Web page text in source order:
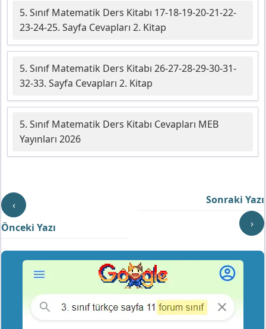
5. Sınıf Matematik Ders Kitabı 17-18-19-20-21-22-
23-24-25. Sayfa Cevapları 2. Kitap
5. Sınıf Matematik Ders Kitabı 26-27-28-29-30-31-
32-33. Sayfa Cevapları 2. Kitap
5. Sınıf Matematik Ders Kitabı Cevapları MEB
Yayınları 2026
‹
Önceki Yazı
Sonraki Yazı
›